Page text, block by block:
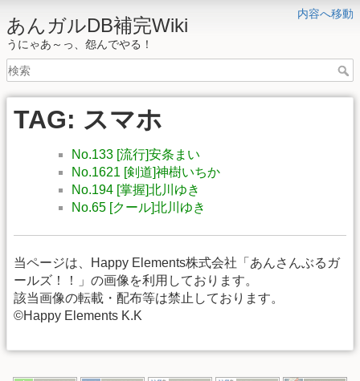
内容へ移動
あんガルDB補完Wiki
うにゃあ～っ、怨んでやる！
TAG: スマホ
No.133 [流行]安条まい
No.1621 [剣道]神樹いちか
No.194 [掌握]北川ゆき
No.65 [クール]北川ゆき
当ページは、Happy Elements株式会社「あんさんぶるガ
ールズ！！」の画像を利用しております。
該当画像の転載・配布等は禁止しております。
©Happy Elements K.K